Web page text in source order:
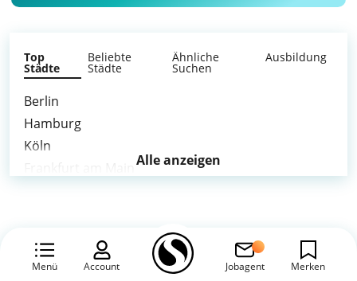
Menü Account Jobagent Merken
Top
Städte
Beliebte
Städte
Ähnliche
Suchen
Ausbildung
Berlin
Hamburg
Köln
Duisburg
Alle anzeigen